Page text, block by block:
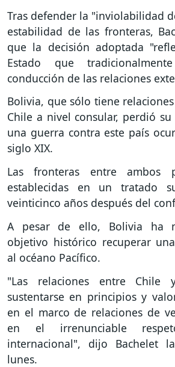
Tras defender la "inviolabilidad
estabilidad de las fronteras,
que la decisión adoptada
Estado que
conducción de las relaciones
Bolivia, que sólo tiene
Chile a nivel consular, perdió
una guerra contra este país
siglo XIX.
Las fronteras entre ambos
establecidas en un tratado
veinticinco años después del
A pesar de ello, Bolivia ha
objetivo histórico recuperar
al océano Pacífico.
"Las relaciones entre Chile
sustentarse en principios y
en el marco de relaciones de
en el irrenunciable
internacional", dijo Bachelet
lunes.